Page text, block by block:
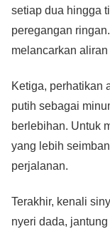
setiap dua hingga
peregangan
melancarkan aliran
Ketiga, perhatikan
putih sebagai
berlebihan. Untuk
yang lebih
perjalanan.
Terakhir, kenali
nyeri dada,